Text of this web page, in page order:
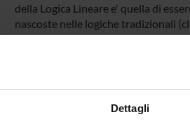
Dettagli
della Logica Lineare e' quella di
nascoste nelle logiche tradizionali
In questo progetto ci proponiamo
Un altro notevole campo di
per la specifica e la prova di
mancanza di una accettabile